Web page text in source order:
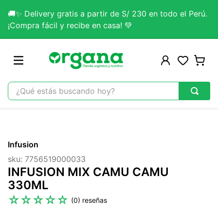
🚚✨ Delivery gratis a partir de S/ 230 en todo el Perú.
¡Compra fácil y recibe en casa! 💚
¿Qué estás buscando hoy?
2.
citrato magnesio
3.
colageno
4.
lab nutrition
5 .
kefir
Infusion
sku: 7756519000033
INFUSION MIX CAMU CAMU
330ML
☆☆☆☆☆ (0)